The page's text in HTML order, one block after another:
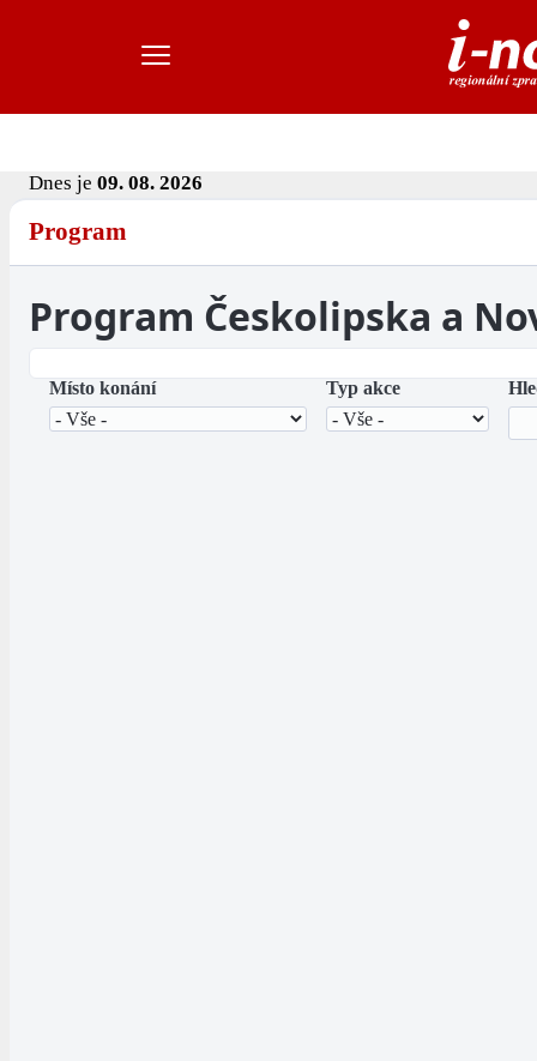
Dnes je 09. 08. 2026
Program
Program Českolipska a
Místo konání Typ akce